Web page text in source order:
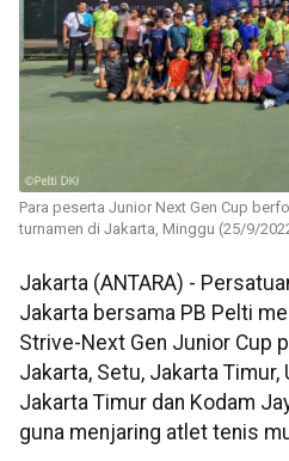
Para peserta Junior Next Gen Cup
turnamen di Jakarta, Minggu (25/9/
Jakarta (ANTARA) -
Jakarta bersama PB Pelti
Strive-Next Gen Junior Cup
Jakarta, Setu, Jakarta Timur,
Jakarta Timur dan Kodam
guna menjaring atlet tenis